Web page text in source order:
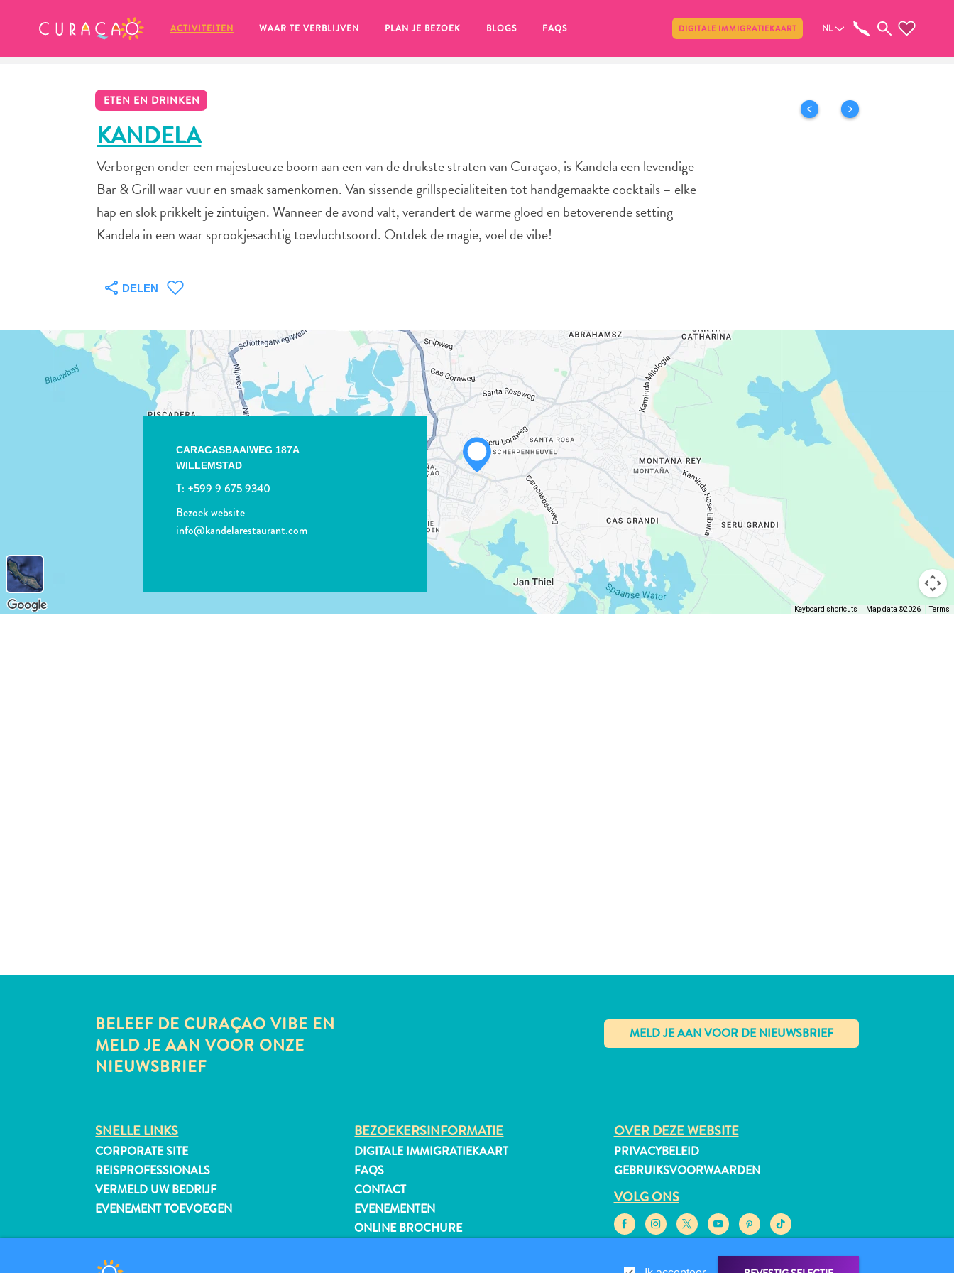
ACTIVITEITEN WAAR TE VERBLIJVEN PLAN JE BEZOEK BLOGS FAQS DIGITALE IMMIGRATIEKAART NL
ETEN EN DRINKEN
KANDELA
Verborgen onder een majestueuze boom aan een van de drukste straten van Curaçao, is Kandela een levendige
Bar & Grill waar vuur en smaak samenkomen. Van sissende grillspecialiteiten tot handgemaakte cocktails – elke
hap en slok prikkelt je zintuigen. Wanneer de avond valt, verandert de warme gloed en betoverende setting
Kandela in een waar sprookjesachtig toevluchtsoord. Ontdek de magie, voel de vibe!
DELEN
WHATSAPP
CARACASBAAIWEG 187A
WILLEMSTAD
T: +599 9 675 9340
Bezoek website
info@kandelarestaurant.com
Keyboard shortcuts Map data ©2026 Terms
BELEEF DE CURAÇAO VIBE EN
MELD JE AAN VOOR ONZE
NIEUWSBRIEF
✕
SNELLE LINKS
CORPORATE SITE
REISPROFESSIONALS
VERMELD UW BEDRIJF
EVENEMENT TOEVOEGEN
BEZOEKERSINFORMATIE
DIGITALE IMMIGRATIEKAART
FAQS
CONTACT
EVENEMENTEN
ONLINE BROCHURE
OVER DEZE WEBSITE
PRIVACYBELEID
GEBRUIKSVOORWAARDEN
VOLG ONS
MIJN FAVORIETEN Delen
Zo te zien heb je nog geen
favoriete plekken opgeslagen.
Wanneer je iets op wil slaan om later nog eens te bekijken, klik op het